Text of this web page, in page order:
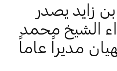
زايد يصدر
الشيخ محمد
مديراً عاماً